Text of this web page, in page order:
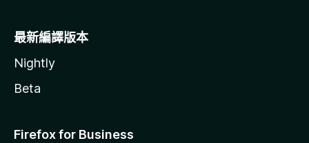
最新編譯版本
Nightly
Beta
Firefox for Business